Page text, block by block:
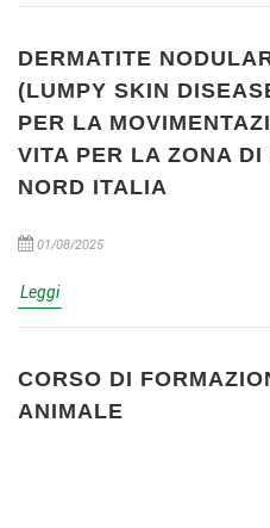
DERMATITE
(LUMPY SKIN
PER LA
VITA PER LA ZONA
NORD ITALIA
01/08/2025
Leggi
CORSO DI
ANIMALE